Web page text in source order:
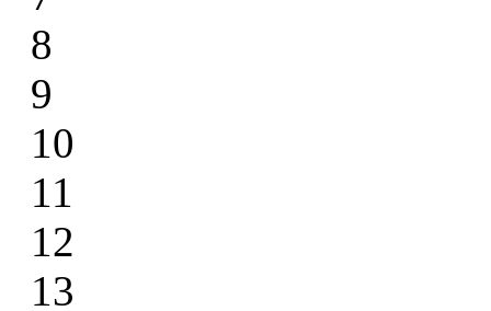
8
9
10
11
12
13